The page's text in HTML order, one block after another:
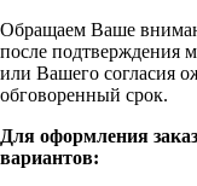
Обращаем Ваше
после подтверждения
или Вашего согласия
обговоренный срок.
Для оформления
вариантов: